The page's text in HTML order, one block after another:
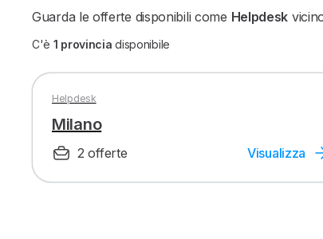
Guarda le offerte disponibili come Helpdesk
C'è 1 provincia disponibile
Helpdesk
Milano
2 offerte Visualizza